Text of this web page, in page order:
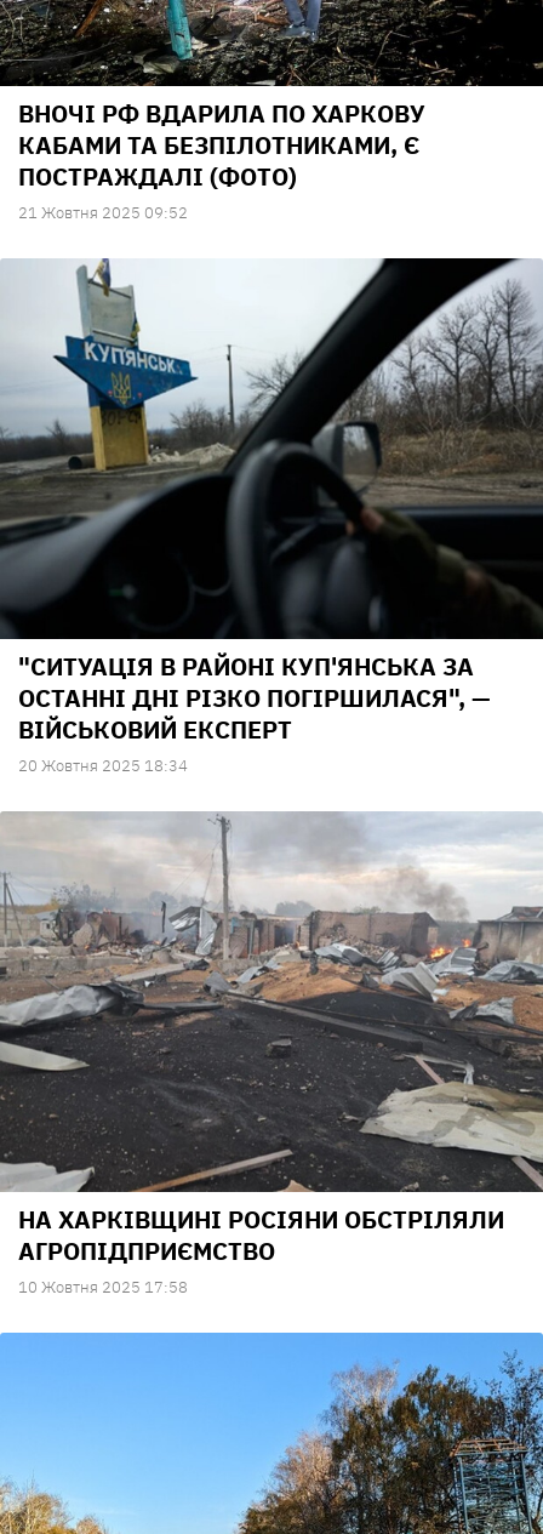
ВНОЧІ РФ ВДАРИЛА ПО ХАРКОВУ
КАБАМИ ТА БЕЗПІЛОТНИКАМИ, Є
ПОСТРАЖДАЛІ (ФОТО)
21 Жовтня 2025 09:52
"СИТУАЦІЯ В РАЙОНІ КУП'ЯНСЬКА ЗА
ОСТАННІ ДНІ РІЗКО ПОГІРШИЛАСЯ", —
ВІЙСЬКОВИЙ ЕКСПЕРТ
20 Жовтня 2025 18:34
НА ХАРКІВЩИНІ РОСІЯНИ ОБСТРІЛЯЛИ
АГРОПІДПРИЄМСТВО
10 Жовтня 2025 17:58